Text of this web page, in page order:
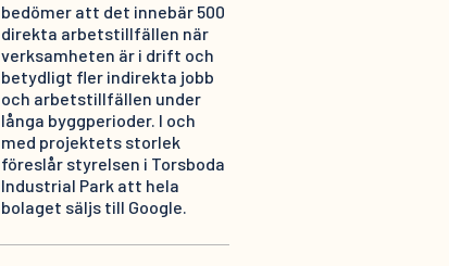
bedömer att det innebär 500
direkta arbetstillfällen när
verksamheten är i drift och
betydligt fler indirekta jobb
och arbetstillfällen under
långa byggperioder. I och
med projektets storlek
föreslår styrelsen i Torsboda
Industrial Park att hela
bolaget säljs till Google.